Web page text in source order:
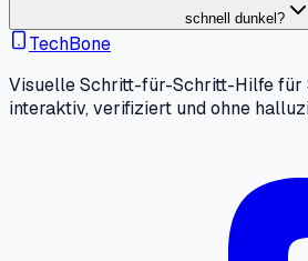
schnell dunkel?
TechBone
Visuelle Schritt-für-Schritt-Hilfe für
interaktiv, verifiziert und ohne